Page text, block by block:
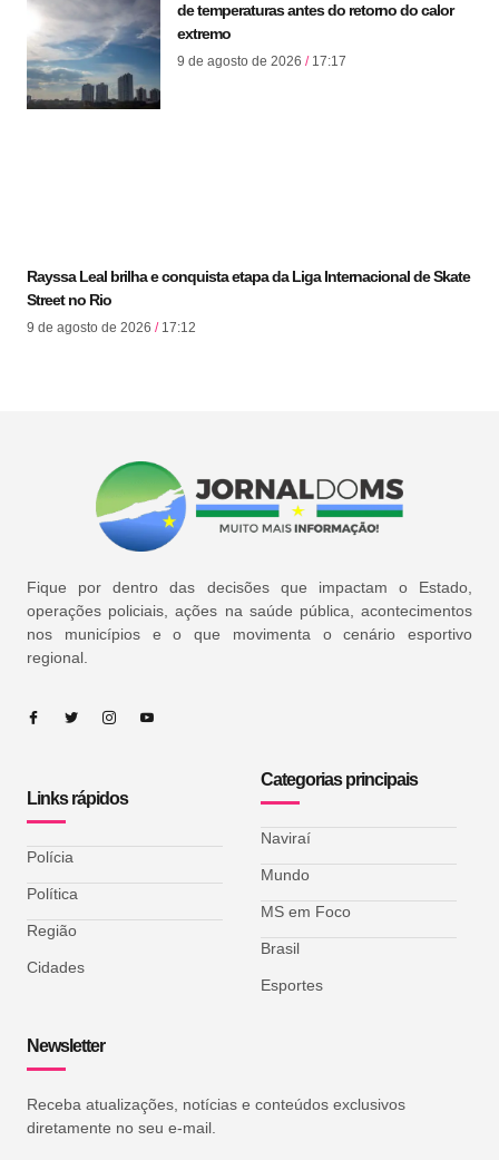
de temperaturas antes do retorno do calor
extremo
9 de agosto de 2026 17:17
Rayssa Leal brilha e conquista etapa da Liga Internacional de Skate
Street no Rio
9 de agosto de 2026 17:12
Fique por dentro das decisões que impactam o Estado,
operações policiais, ações na saúde pública, acontecimentos
nos municípios e o que movimenta o cenário esportivo
regional.
Links rápidos
Polícia
Política
Região
Cidades
Categorias principais
Naviraí
Mundo
MS em Foco
Brasil
Esportes
Newsletter
Receba atualizações, notícias e conteúdos exclusivos
diretamente no seu e-mail.